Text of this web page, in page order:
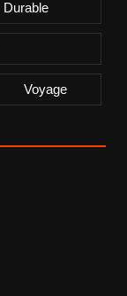
Durable
Voyage